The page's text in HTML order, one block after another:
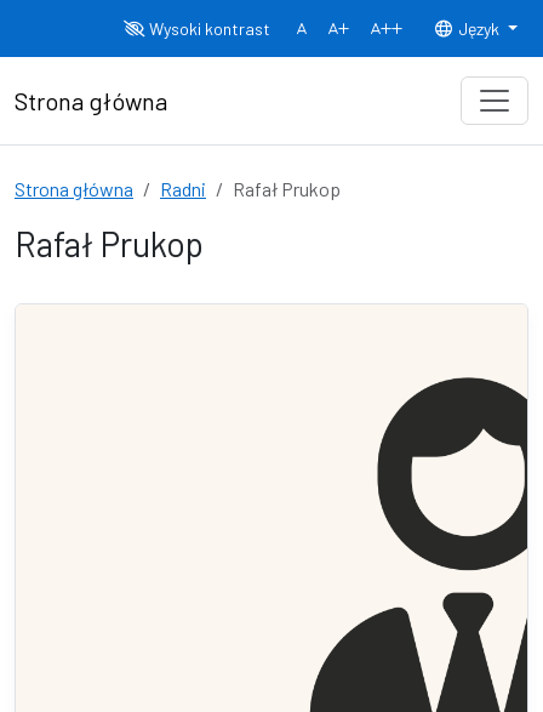
Wysoki kontrast
Normalny rozmiar czcionki
Rozmiar czcionki 150% Rozmiar
Język
Strona główna
Strona główna Radni Rafał Prukop
Rafał Prukop